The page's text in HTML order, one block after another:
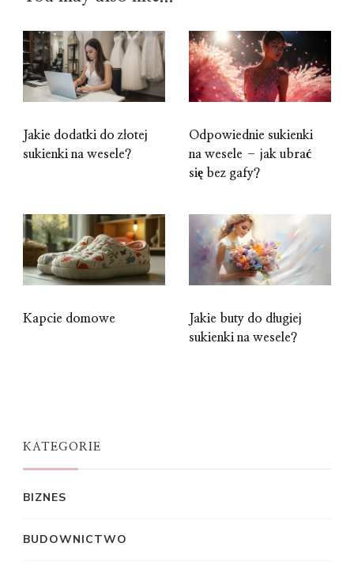
Jakie dodatki do złotej
sukienki na wesele?
Odpowiednie sukienki
na wesele – jak ubrać
się bez gafy?
Kapcie domowe
Jakie buty do długiej
sukienki na wesele?
KATEGORIE
BIZNES
BUDOWNICTWO